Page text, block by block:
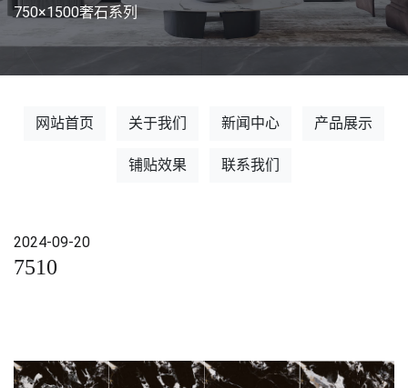
750×1500奢石系列
网站首页 关于我们 新闻中心 产品展示
铺贴效果 联系我们
2024-09-20
7510